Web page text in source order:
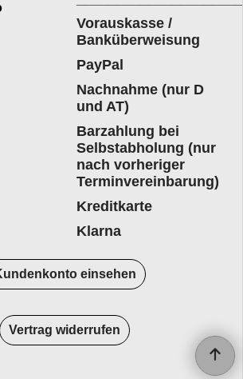
Vorauskasse /
Banküberweisung
PayPal
Nachnahme (nur D
und AT)
Barzahlung bei
Selbstabholung (nur
nach vorheriger
Terminvereinbarung)
Kreditkarte
Klarna
einsehen
Vertrag widerrufen